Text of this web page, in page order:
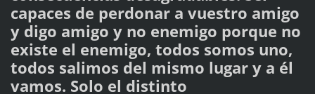
capaces de perdonar a vuestro amigo
y digo amigo y no enemigo porque no
existe el enemigo, todos somos uno,
todos salimos del mismo lugar y a él
vamos. Solo el distinto